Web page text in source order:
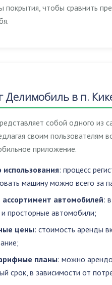
покрытия, чтобы сравнить
Делимобиль в п.
собой одного из
своим пользователям
приложение.
использования: процесс
машину можно всего за
автомобилей:
просторные автомобили;
цены: стоимость аренды
планы: можно
срок, в зависимости от